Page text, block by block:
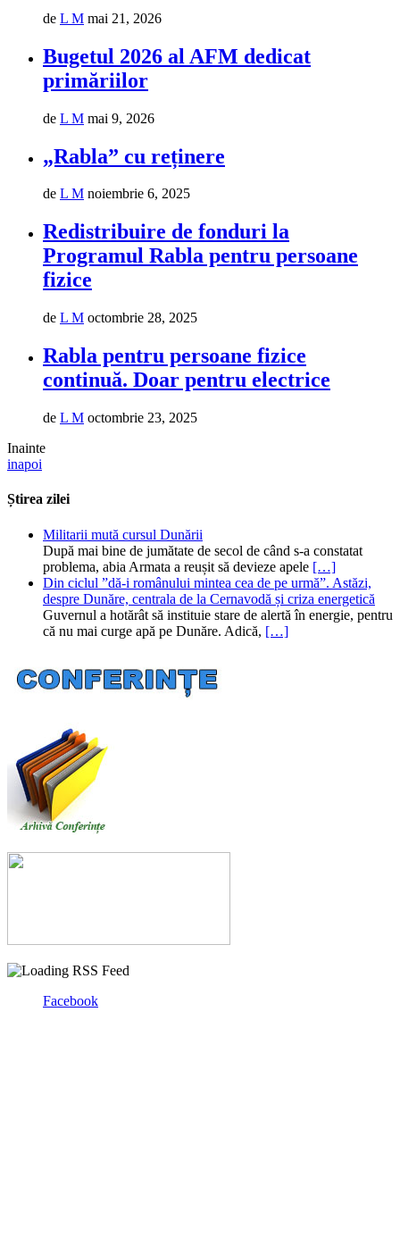
de L M mai 21, 2026
Bugetul 2026 al AFM dedicat
primăriilor
de L M mai 9, 2026
„Rabla” cu reținere
de L M noiembrie 6, 2025
Redistribuire de fonduri la
Programul Rabla pentru persoane
fizice
de L M octombrie 28, 2025
Rabla pentru persoane fizice
continuă. Doar pentru electrice
de L M octombrie 23, 2025
Inainte
inapoi
Știrea zilei
Militarii mută cursul Dunării
După mai bine de jumătate de secol de când s-a constatat
problema, abia Armata a reușit să devieze apele […]
Din ciclul ”dă-i românului mintea cea de pe urmă”. Astăzi,
despre Dunăre, centrala de la Cernavodă și criza energetică
Guvernul a hotărât să instituie stare de alertă în energie, pentru
că nu mai curge apă pe Dunăre. Adică, […]
Facebook